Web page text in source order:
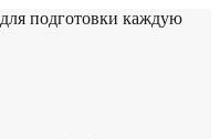
подготовки каждую